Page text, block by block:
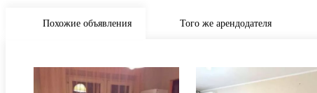
Похожие объявления Того же арендодателя